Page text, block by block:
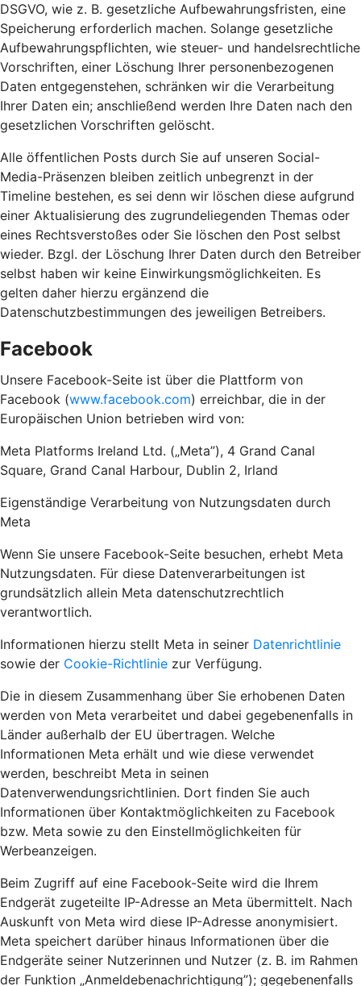
DSGVO, wie z. B. gesetzliche Aufbewahrungsfristen, eine
Speicherung erforderlich machen. Solange gesetzliche
Aufbewahrungspflichten, wie steuer- und handelsrechtliche
Vorschriften, einer Löschung Ihrer personenbezogenen
Daten entgegenstehen, schränken wir die Verarbeitung
Ihrer Daten ein; anschließend werden Ihre Daten nach den
gesetzlichen Vorschriften gelöscht.
Alle öffentlichen Posts durch Sie auf unseren Social-
Media-Präsenzen bleiben zeitlich unbegrenzt in der
Timeline bestehen, es sei denn wir löschen diese aufgrund
einer Aktualisierung des zugrundeliegenden Themas oder
eines Rechtsverstoßes oder Sie löschen den Post selbst
wieder. Bzgl. der Löschung Ihrer Daten durch den Betreiber
selbst haben wir keine Einwirkungsmöglichkeiten. Es
gelten daher hierzu ergänzend die
Datenschutzbestimmungen des jeweiligen Betreibers.
Facebook
Unsere Facebook-Seite ist über die Plattform von
Facebook (www.facebook.com) erreichbar, die in der
Europäischen Union betrieben wird von:
Meta Platforms Ireland Ltd. („Meta”), 4 Grand Canal
Square, Grand Canal Harbour, Dublin 2, Irland
Eigenständige Verarbeitung von Nutzungsdaten durch
Meta
Wenn Sie unsere Facebook-Seite besuchen, erhebt Meta
Nutzungsdaten. Für diese Datenverarbeitungen ist
grundsätzlich allein Meta datenschutzrechtlich
verantwortlich.
Informationen hierzu stellt Meta in seiner Datenrichtlinie
sowie der Cookie-Richtlinie zur Verfügung.
Die in diesem Zusammenhang über Sie erhobenen Daten
werden von Meta verarbeitet und dabei gegebenenfalls in
Länder außerhalb der EU übertragen. Welche
Informationen Meta erhält und wie diese verwendet
werden, beschreibt Meta in seinen
Datenverwendungsrichtlinien. Dort finden Sie auch
Informationen über Kontaktmöglichkeiten zu Facebook
bzw. Meta sowie zu den Einstellmöglichkeiten für
Werbeanzeigen.
Beim Zugriff auf eine Facebook-Seite wird die Ihrem
Endgerät zugeteilte IP-Adresse an Meta übermittelt. Nach
Auskunft von Meta wird diese IP-Adresse anonymisiert.
Meta speichert darüber hinaus Informationen über die
Endgeräte seiner Nutzerinnen und Nutzer (z. B. im Rahmen
der Funktion „Anmeldebenachrichtigung”); gegebenenfalls